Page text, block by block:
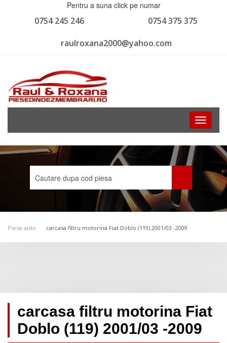
Pentru a suna click pe numar
0754 375 375
0754 245 246
raulroxana2000@yahoo.com
Toggle
Piese auto carcasa filtru motorina Fiat Doblo (119) 2001/03 -2009
carcasa filtru motorina Fiat
Doblo (119) 2001/03 -2009